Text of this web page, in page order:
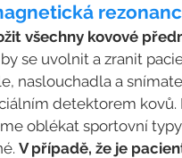
všechny kovové
se uvolnit a zranit
naslouchadla a
detektorem kovů.
oblékat sportovní
V případě, že je